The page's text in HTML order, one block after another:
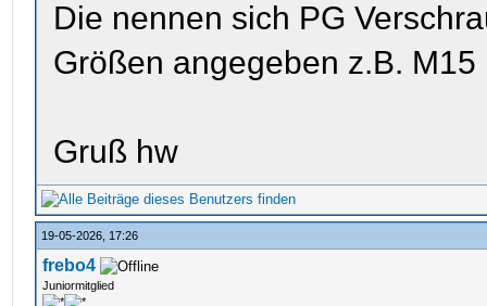
Die nennen sich PG
Größen angegeben z.B. M15
Gruß hw
19-05-2026, 17:26
frebo4
Juniormitglied